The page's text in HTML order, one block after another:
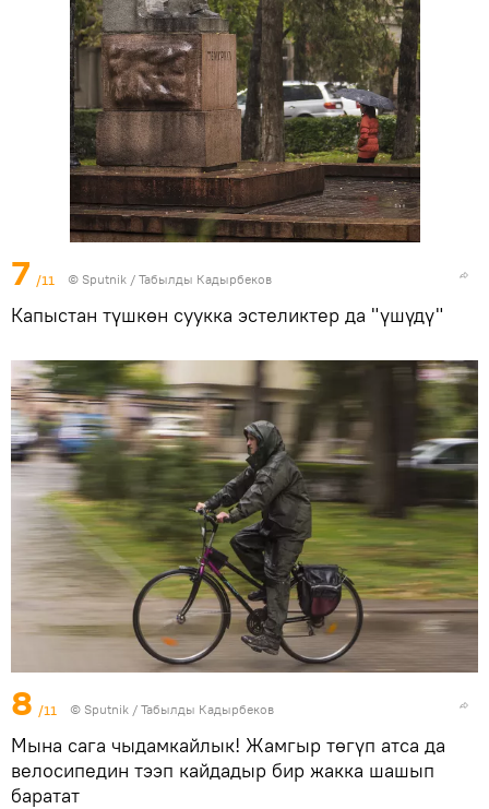
7 /11 © Sputnik / Табылды Кадырбеков
Капыстан түшкөн суукка эстеликтер да "үшүдү"
8 /11 © Sputnik / Табылды Кадырбеков
Мына сага чыдамкайлык! Жамгыр төгүп атса да
велосипедин тээп кайдадыр бир жакка шашып
баратат